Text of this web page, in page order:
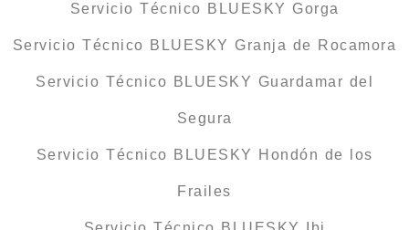
Servicio Técnico BLUESKY Gorga
Servicio Técnico BLUESKY Granja de Rocamora
Servicio Técnico BLUESKY Guardamar del
Segura
Servicio Técnico BLUESKY Hondón de los
Frailes